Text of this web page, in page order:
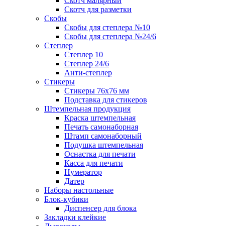
Скотч для разметки
Скобы
Скобы для степлера №10
Скобы для степлера №24/6
Степлер
Степлер 10
Степлер 24/6
Анти-степлер
Стикеры
Стикеры 76x76 мм
Подставка для стикеров
Штемпельная продукция
Краска штемпельная
Печать самонаборная
Штамп самонаборный
Подушка штемпельная
Оснастка для печати
Касса для печати
Нумератор
Датер
Наборы настольные
Блок-кубики
Диспенсер для блока
Закладки клейкие